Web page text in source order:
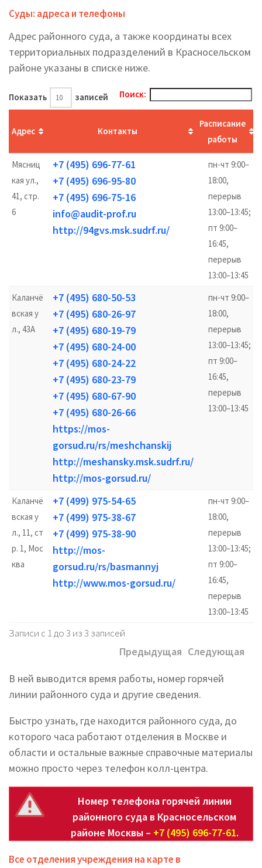
Суды: адреса и телефоны
Адрес районного суда, а также координаты всех
территориальных подразделений в Красносельском
районе указаны в списке ниже.
Показать записей Поиск:
Адрес Контакты
Расписание
работы
Мясниц
кая ул.,
41, стр.
6
+7 (495) 696-77-61
+7 (495) 696-95-80
+7 (495) 696-75-16
info@audit-prof.ru
http://94gvs.msk.sudrf.ru/
пн-чт 9:00–
18:00,
перерыв
13:00–13:45;
пт 9:00–
16:45,
перерыв
13:00–13:45
Каланчё
вская у
л., 43А
+7 (495) 680-50-53
+7 (495) 680-26-97
+7 (495) 680-19-79
+7 (495) 680-24-00
+7 (495) 680-24-22
+7 (495) 680-23-79
+7 (495) 680-67-90
+7 (495) 680-26-66
https://mos-
gorsud.ru/rs/meshchanskij
http://meshansky.msk.sudrf.ru/
http://mos-gorsud.ru/
пн-чт 9:00–
18:00,
перерыв
13:00–13:45;
пт 9:00–
16:45,
перерыв
13:00–13:45
Каланчё
вская у
л., 11, ст
р. 1, Мос
ква
+7 (499) 975-54-65
+7 (499) 975-38-67
+7 (499) 975-38-90
http://mos-
gorsud.ru/rs/basmannyj
http://www.mos-gorsud.ru/
пн-чт 9:00–
18:00,
перерыв
13:00–13:45;
пт 9:00–
16:45,
перерыв
13:00–13:45
Записи с 1 до 3 из 3 записей
Предыдущая Следующая
В ней выводится время работы, номер горячей
линии районного суда и другие сведения.
Быстро узнать, где находится районного суда, до
которого часа работают отделения в Москве и
области и остальные важные справочные материалы
можно просто через телефон колл-центра.
Номер телефона горячей линии
районного суда в Красносельском
районе Москвы – +7 (495) 696-77-61.
Все отделения учреждения на карте в